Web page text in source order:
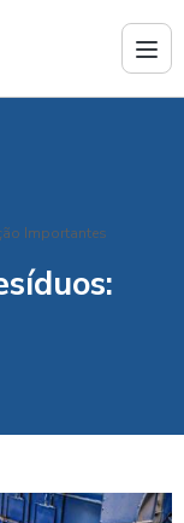
Importantes